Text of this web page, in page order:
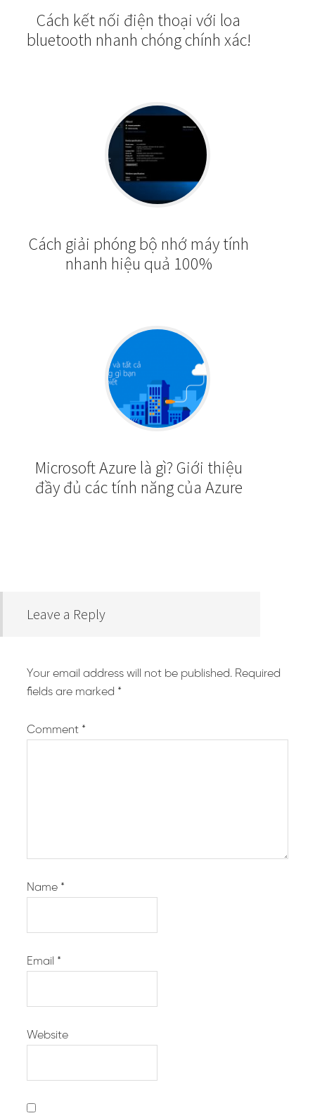
Cách kết nối điện thoại với loa
bluetooth nhanh chóng chính xác!
Cách giải phóng bộ nhớ máy tính
nhanh hiệu quả 100%
Microsoft Azure là gì? Giới thiệu
đầy đủ các tính năng của Azure
Leave a Reply
Your email address will not be published. Required
fields are marked *
Comment *
Name *
Email *
Website